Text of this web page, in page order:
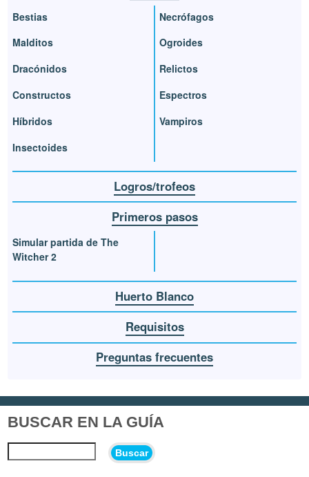
Bestias
Malditos
Dracónidos
Constructos
Híbridos
Insectoides
Necrófagos
Ogroides
Relictos
Espectros
Vampiros
Logros/trofeos
Primeros pasos
Simular partida de The
Witcher 2
Huerto Blanco
Requisitos
Preguntas frecuentes
BUSCAR EN LA GUÍA
Buscar